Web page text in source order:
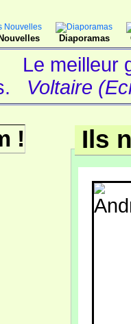
Diaporamas
Le meilleur
Voltaire
! Ils